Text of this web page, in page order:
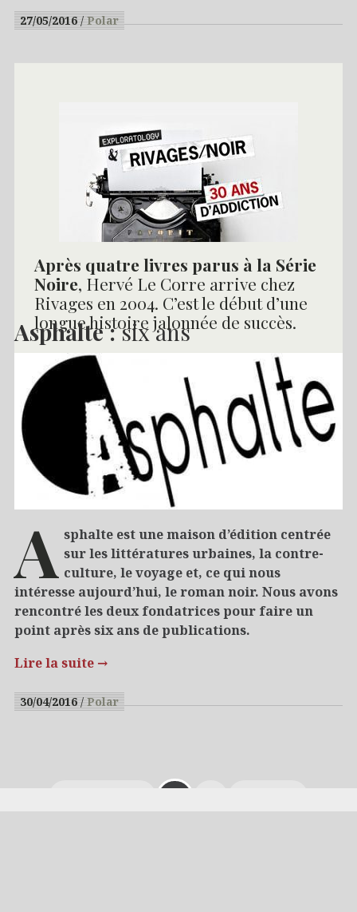
27/05/2016 Polar
Après quatre livres parus à la Série
Noire, Hervé Le Corre arrive chez
Rivages en 2004. C’est le début d’une
longue histoire jalonnée de succès.
Lire la suite
17/05/2016 Polar
Asphalte :six ans
A sphalte est une maison d’édition centrée
sur les littératures urbaines, la contre-
culture, le voyage et, ce qui nous
intéresse aujourd’hui, le roman noir. Nous avons
rencontré les deux fondatrices pour faire un
point après six ans de publications.
Lire la suite →
30/04/2016 Polar